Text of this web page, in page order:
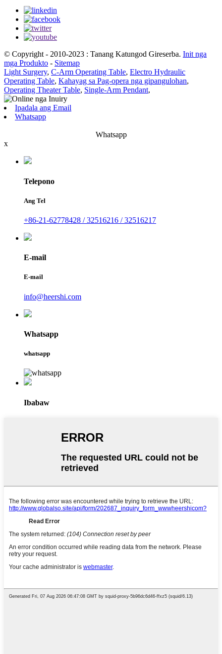
© Copyright - 2010-2023 : Tanang Katungod Gireserba. Init nga
mga Produkto - Sitemap
Light Surgery, C-Arm Operating Table, Electro Hydraulic
Operating Table, Kahayag sa Pag-opera nga gipangulohan,
Operating Theater Table, Single-Arm Pendant,
Ipadala ang Email
Whatsapp
Whatsapp
x
Telepono
Ang Tel
+86-21-62778428 / 32516216 / 32516217
E-mail
E-mail
info@heershi.com
Whatsapp
whatsapp
Ibabaw